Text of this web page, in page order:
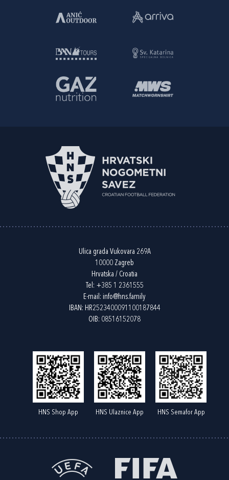
Ulica grada Vukovara 269A
10000 Zagreb
Hrvatska / Croatia
Tel: +385 1 2361555
E-mail: info@hns.family
IBAN: HR2523400091100187844
OIB: 08516152078
HNS Shop App HNS Ulaznice App HNS Semafor App